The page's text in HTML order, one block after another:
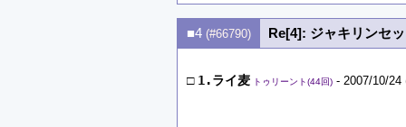
■4 (#66790) Re[4]: ジャキリンセ
□ 1.ライ麦 トゥリーント(44回) - 2007/10/